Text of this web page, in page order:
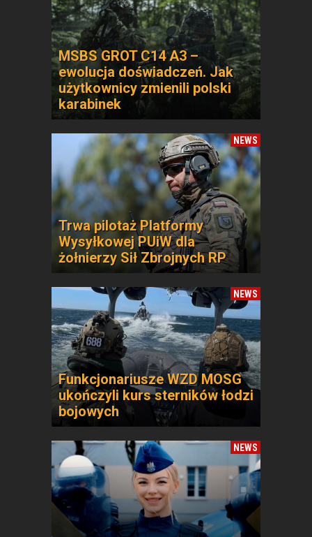
MSBS GROT C14 A3 –
ewolucja doświadczeń. Jak
użytkownicy zmienili polski
karabinek
NEWS
Trwa pilotaż Platformy
Wysyłkowej PUiW dla
żołnierzy Sił Zbrojnych RP
NEWS
Funkcjonariusze WZD MOSG
ukończyli kurs sterników łodzi
bojowych
NEWS